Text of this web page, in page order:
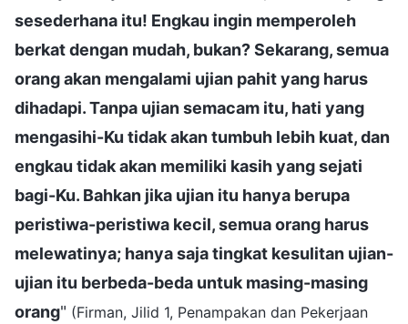
sesederhana itu! Engkau ingin memperoleh
berkat dengan mudah, bukan? Sekarang, semua
orang akan mengalami ujian pahit yang harus
dihadapi. Tanpa ujian semacam itu, hati yang
mengasihi-Ku tidak akan tumbuh lebih kuat, dan
engkau tidak akan memiliki kasih yang sejati
bagi-Ku. Bahkan jika ujian itu hanya berupa
peristiwa-peristiwa kecil, semua orang harus
melewatinya; hanya saja tingkat kesulitan ujian-
ujian itu berbeda-beda untuk masing-masing
orang" (Firman, Jilid 1, Penampakan dan Pekerjaan